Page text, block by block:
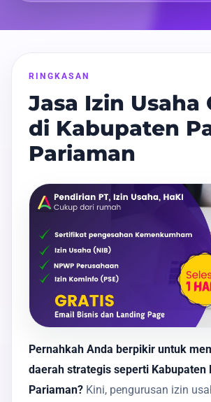
RINGKASAN
Jasa Izin Usaha
di Kabupaten
Pariaman
Pernahkah Anda berpikir untuk
daerah strategis seperti Kabupaten
Pariaman? Kini, pengurusan izin